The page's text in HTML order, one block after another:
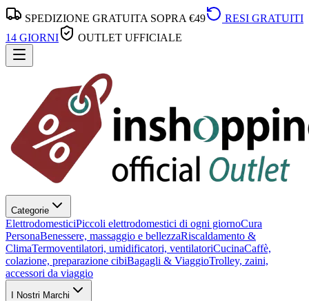
SPEDIZIONE GRATUITA SOPRA €49
RESI GRATUITI
14 GIORNI
OUTLET UFFICIALE
Categorie
ElettrodomesticiPiccoli elettrodomestici di ogni giornoCura
PersonaBenessere, massaggio e bellezzaRiscaldamento &
ClimaTermoventilatori, umidificatori, ventilatoriCucinaCaffè,
colazione, preparazione cibiBagagli & ViaggioTrolley, zaini,
accessori da viaggio
I Nostri Marchi